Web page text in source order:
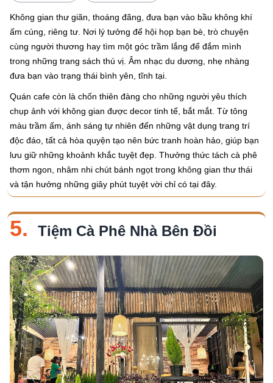
Không gian thư giãn, thoáng đãng, đưa bạn vào bầu không khí
ấm cúng, riêng tư. Nơi lý tưởng để hội họp bạn bè, trò chuyện
cùng người thương hay tìm một góc trầm lắng để đắm mình
trong những trang sách thú vị. Âm nhạc du dương, nhẹ nhàng
đưa bạn vào trạng thái bình yên, tĩnh tại.
Quán cafe còn là chốn thiên đàng cho những người yêu thích
chụp ảnh với không gian được decor tinh tế, bắt mắt. Từ tông
màu trầm ấm, ánh sáng tự nhiên đến những vật dụng trang trí
độc đáo, tất cả hòa quyện tạo nên bức tranh hoàn hảo, giúp bạn
lưu giữ những khoảnh khắc tuyệt đẹp. Thưởng thức tách cà phê
thơm ngon, nhâm nhi chút bánh ngọt trong không gian thư thái
và tận hưởng những giây phút tuyệt vời chỉ có tại đây.
5. Tiệm Cà Phê Nhà Bên Đồi